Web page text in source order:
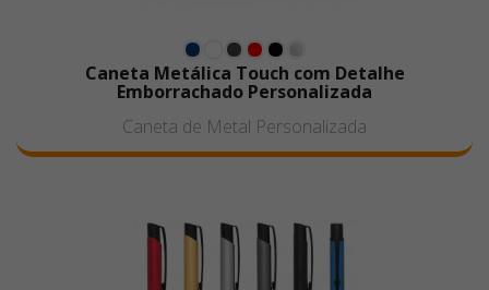
Caneta Metálica Touch com Detalhe
Emborrachado Personalizada
Caneta de Metal Personalizada